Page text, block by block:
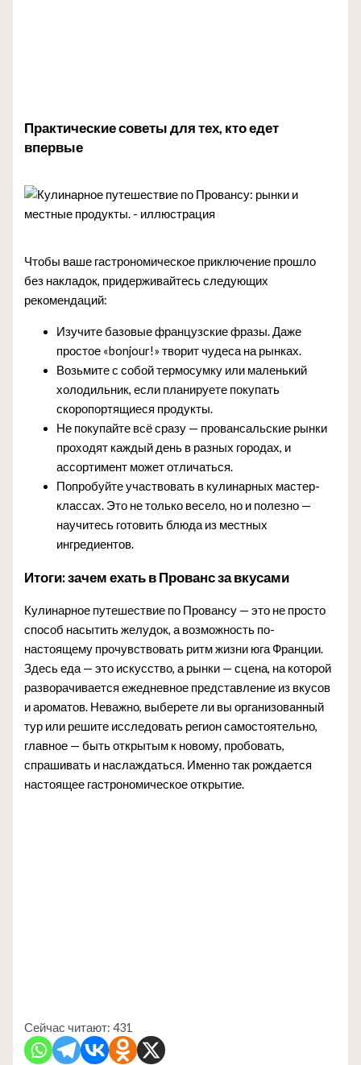
Практические советы для тех, кто едет
впервые
Чтобы ваше гастрономическое приключение прошло
без накладок, придерживайтесь следующих
рекомендаций:
Изучите базовые французские фразы. Даже
простое «bonjour!» творит чудеса на рынках.
Возьмите с собой термосумку или маленький
холодильник, если планируете покупать
скоропортящиеся продукты.
Не покупайте всё сразу — провансальские рынки
проходят каждый день в разных городах, и
ассортимент может отличаться.
Попробуйте участвовать в кулинарных мастер-
классах. Это не только весело, но и полезно —
научитесь готовить блюда из местных
ингредиентов.
Итоги: зачем ехать в Прованс за вкусами
Кулинарное путешествие по Провансу — это не просто
способ насытить желудок, а возможность по-
настоящему прочувствовать ритм жизни юга Франции.
Здесь еда — это искусство, а рынки — сцена, на которой
разворачивается ежедневное представление из вкусов
и ароматов. Неважно, выберете ли вы организованный
тур или решите исследовать регион самостоятельно,
главное — быть открытым к новому, пробовать,
спрашивать и наслаждаться. Именно так рождается
настоящее гастрономическое открытие.
Сейчас читают: 431